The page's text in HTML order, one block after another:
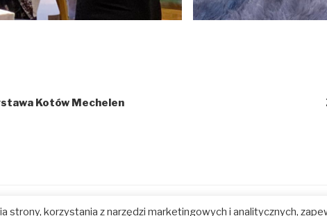
Kotów Mechelen
baltic
strony, korzystania z narzędzi marketingowych i analitycznych,